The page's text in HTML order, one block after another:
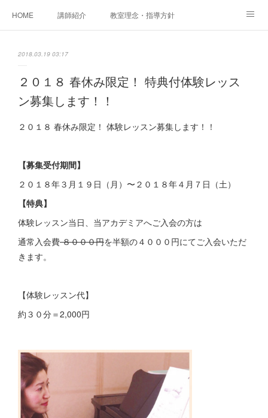
HOME 講師紹介 教室理念・指導方針
ご相談・体験レッスンお申し込み
アクセス
2018.03.19 03:17
２０１８ 春休み限定！ 特典付体験レッス
ン募集します！！
２０１８ 春休み限定！ 体験レッスン募集します！！
【募集受付期間】
２０１８年３月１９日（月）〜２０１８年４月７日（土）
【特典】
体験レッスン当日、当アカデミアへご入会の方は
通常入会費８０００円を半額の４０００円にてご入会いただ
きます。
【体験レッスン代】
約３０分＝2,000円